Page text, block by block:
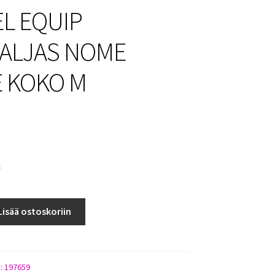
EQUIP
NOME
KOKO M
ostoskoriin
197659